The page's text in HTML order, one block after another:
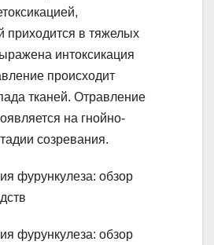
приходится в тяжелых
интоксикация
происходит
тканей. Отравление
на гнойно-
созревания.